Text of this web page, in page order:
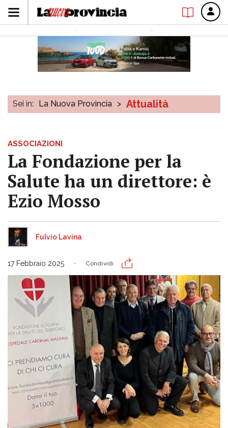
Sei in: La Nuova Provincia > Attualità
ASSOCIAZIONI
La Fondazione per la
Salute ha un direttore: è
Ezio Mosso
Fulvio Lavina
17 Febbraio 2025 Condividi